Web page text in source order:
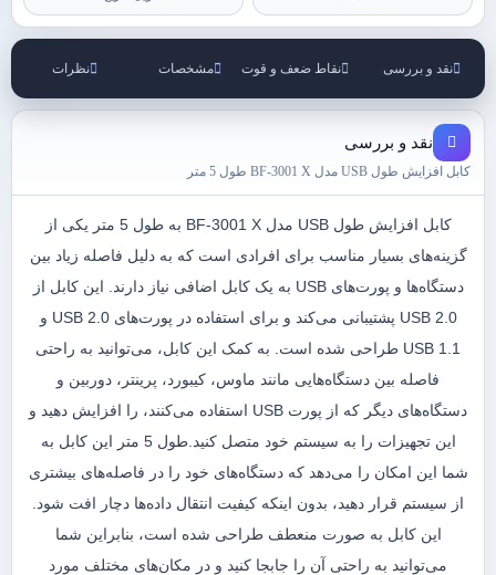
نقد و بررسی نقاط ضعف و قوت مشخصات نظرات
نقد و بررسی
کابل افزایش طول USB مدل BF-3001 X طول 5 متر
کابل افزایش طول USB مدل BF-3001 X به طول 5 متر یکی از
گزینه‌های بسیار مناسب برای افرادی است که به دلیل فاصله زیاد بین
دستگاه‌ها و پورت‌های USB به یک کابل اضافی نیاز دارند. این کابل از
USB 2.0 پشتیبانی می‌کند و برای استفاده در پورت‌های USB 2.0 و
USB 1.1 طراحی شده است. به کمک این کابل، می‌توانید به راحتی
فاصله بین دستگاه‌هایی مانند ماوس، کیبورد، پرینتر، دوربین و
دستگاه‌های دیگر که از پورت USB استفاده می‌کنند، را افزایش دهید و
این تجهیزات را به سیستم خود متصل کنید.طول 5 متر این کابل به
شما این امکان را می‌دهد که دستگاه‌های خود را در فاصله‌های بیشتری
از سیستم قرار دهید، بدون اینکه کیفیت انتقال داده‌ها دچار افت شود.
این کابل به صورت منعطف طراحی شده است، بنابراین شما
می‌توانید به راحتی آن را جابجا کنید و در مکان‌های مختلف مورد